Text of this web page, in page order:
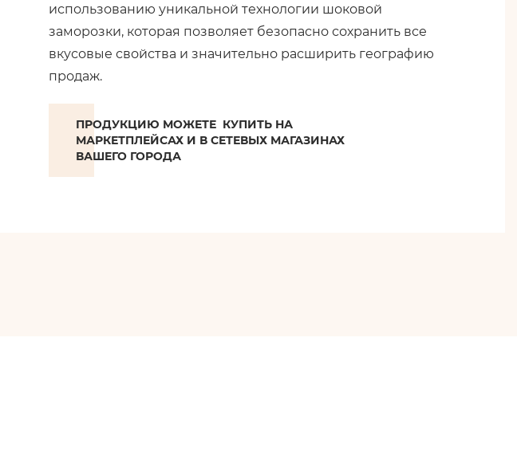
использованию уникальной технологии шоковой
заморозки, которая позволяет безопасно сохранить все
вкусовые свойства и значительно расширить географию
продаж.
ПРОДУКЦИЮ МОЖЕТЕ КУПИТЬ НА
МАРКЕТПЛЕЙСАХ И В СЕТЕВЫХ МАГАЗИНАХ
ВАШЕГО ГОРОДА